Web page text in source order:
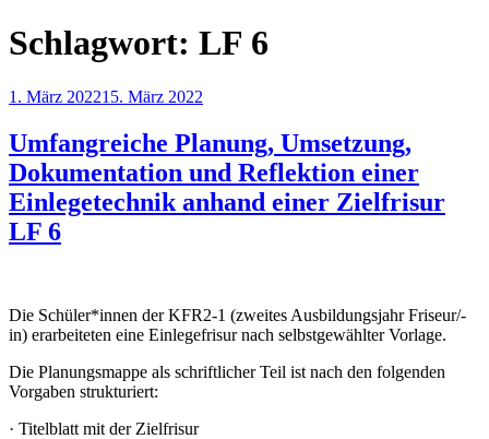
Schlagwort: LF 6
Veröffentlicht
1. März 202215. März 2022
Umfangreiche Planung, Umsetzung,
Dokumentation und Reflektion einer
Einlegetechnik anhand einer Zielfrisur
LF 6
Die Schüler*innen der KFR2-1 (zweites Ausbildungsjahr Friseur/-
in) erarbeiteten eine Einlegefrisur nach selbstgewählter Vorlage.
Die Planungsmappe als schriftlicher Teil ist nach den folgenden
Vorgaben strukturiert:
· Titelblatt mit der Zielfrisur